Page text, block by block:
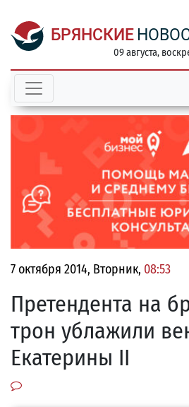
БРЯНСКИЕ
09 августа,
7 октября 2014, Вторник, 08:53
Претендента на
трон ублажили
Екатерины II